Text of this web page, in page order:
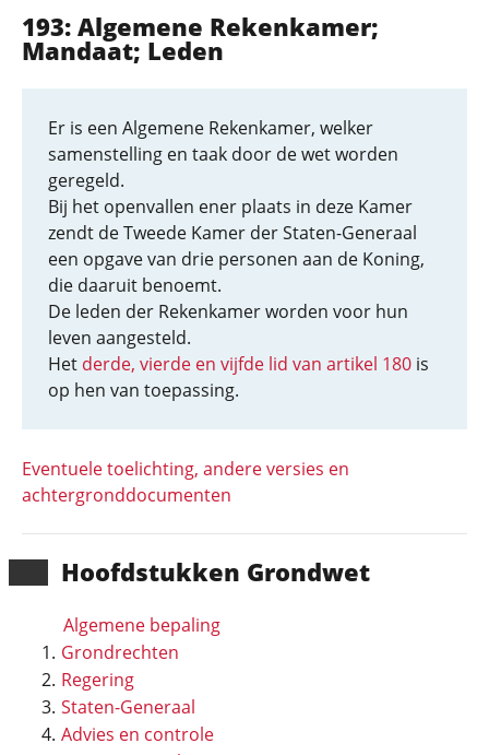
Hoofd­stukken Grondwet
Algemene bepaling
Grondrechten
Regering
Staten-Generaal
Advies en controle
193: Algemene Rekenkamer;
Mandaat; Leden
Er is een Algemene Rekenkamer, welker
samenstelling en taak door de wet worden
geregeld.
Bij het openvallen ener plaats in deze Kamer
zendt de Tweede Kamer der Staten-Generaal
een opgave van drie personen aan de Koning,
die daaruit benoemt.
De leden der Rekenkamer worden voor hun
leven aangesteld.
Het derde, vierde en vijfde lid van artikel 180 is
op hen van toepassing.
Eventuele toelichting, andere versies en
achtergronddocumenten